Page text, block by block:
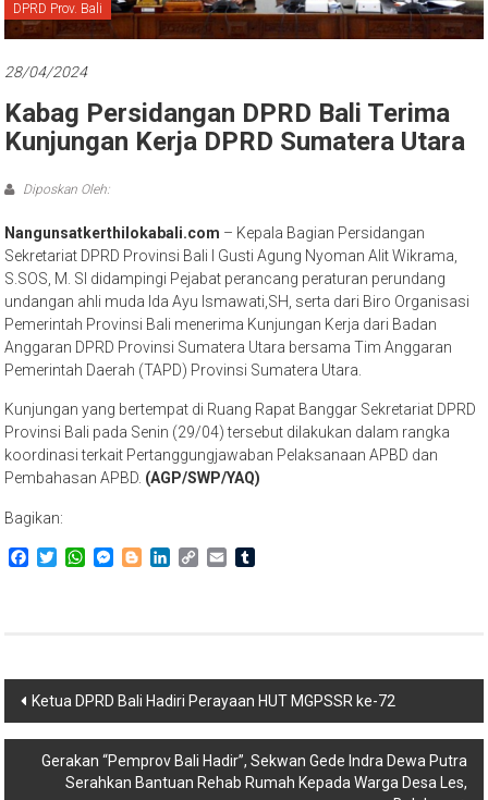
Bali
DPRD Prov. Bali
28/04/2024
Kabag Persidangan DPRD Bali Terima
Kunjungan Kerja DPRD Sumatera Utara
Diposkan Oleh:
Nangunsatkerthilokabali.com – Kepala Bagian Persidangan
Sekretariat DPRD Provinsi Bali I Gusti Agung Nyoman Alit Wikrama,
S.SOS, M. SI didampingi Pejabat perancang peraturan perundang
undangan ahli muda Ida Ayu Ismawati,SH, serta dari Biro Organisasi
Pemerintah Provinsi Bali menerima Kunjungan Kerja dari Badan
Anggaran DPRD Provinsi Sumatera Utara bersama Tim Anggaran
Pemerintah Daerah (TAPD) Provinsi Sumatera Utara.
Kunjungan yang bertempat di Ruang Rapat Banggar Sekretariat DPRD
Provinsi Bali pada Senin (29/04) tersebut dilakukan dalam rangka
koordinasi terkait Pertanggungjawaban Pelaksanaan APBD dan
Pembahasan APBD. (AGP/SWP/YAQ)
Bagikan:
Facebook
TwitterWhatsApp
Messenger
BloggerLinkedIn
CopyEmail
Navigasi
pos
Ketua DPRD Bali Hadiri Perayaan HUT MGPSSR ke-72
Gerakan “Pemprov Bali Hadir”, Sekwan Gede Indra Dewa Putra
Serahkan Bantuan Rehab Rumah Kepada Warga Desa Les,